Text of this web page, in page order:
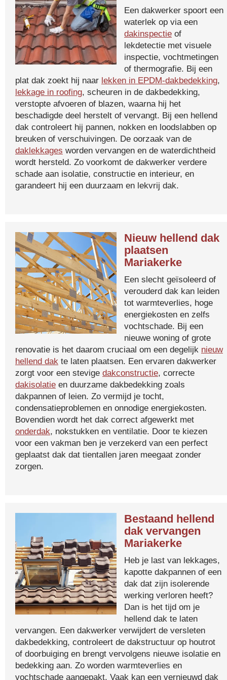
Een dakwerker spoort een
waterlek op via een
dakinspectie of
lekdetectie met visuele
inspectie, vochtmetingen
of thermografie. Bij een
plat dak zoekt hij naar lekken in EPDM-dakbedekking,
lekkage in roofing, scheuren in de dakbedekking,
verstopte afvoeren of blazen, waarna hij het
beschadigde deel herstelt of vervangt. Bij een hellend
dak controleert hij pannen, nokken en loodslabben op
breuken of verschuivingen. De oorzaak van de
daklekkages worden vervangen en de waterdichtheid
wordt hersteld. Zo voorkomt de dakwerker verdere
schade aan isolatie, constructie en interieur, en
garandeert hij een duurzaam en lekvrij dak.
Nieuw hellend dak
plaatsen
Mariakerke
Een slecht geïsoleerd of
verouderd dak kan leiden
tot warmteverlies, hoge
energiekosten en zelfs
vochtschade. Bij een
nieuwe woning of grote
renovatie is het daarom cruciaal om een degelijk nieuw
hellend dak te laten plaatsen. Een ervaren dakwerker
zorgt voor een stevige dakconstructie, correcte
dakisolatie en duurzame dakbedekking zoals
dakpannen of leien. Zo vermijd je tocht,
condensatieproblemen en onnodige energiekosten.
Bovendien wordt het dak correct afgewerkt met
onderdak, nokstukken en ventilatie. Door te kiezen
voor een vakman ben je verzekerd van een perfect
geplaatst dak dat tientallen jaren meegaat zonder
zorgen.
Bestaand hellend
dak vervangen
Mariakerke
Heb je last van lekkages,
kapotte dakpannen of een
dak dat zijn isolerende
werking verloren heeft?
Dan is het tijd om je
hellend dak te laten
vervangen. Een dakwerker verwijdert de versleten
dakbedekking, controleert de dakstructuur op houtrot
of doorbuiging en brengt vervolgens nieuwe isolatie en
bedekking aan. Zo worden warmteverlies en
vochtschade aangepakt. Vaak kan een vernieuwd dak